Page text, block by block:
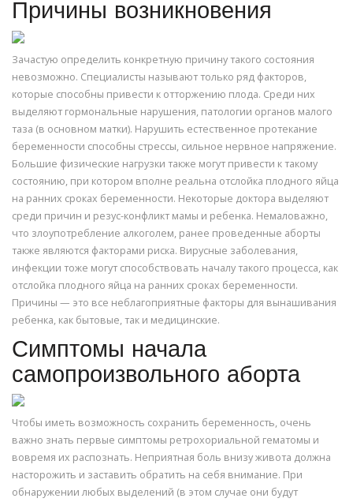
Причины возникновения
Зачастую определить конкретную причину такого состояния
невозможно. Специалисты называют только ряд факторов,
которые способны привести к отторжению плода. Среди них
выделяют гормональные нарушения, патологии органов малого
таза (в основном матки). Нарушить естественное протекание
беременности способны стрессы, сильное нервное напряжение.
Большие физические нагрузки также могут привести к такому
состоянию, при котором вполне реальна отслойка плодного яйца
на ранних сроках беременности. Некоторые доктора выделяют
среди причин и резус-конфликт мамы и ребенка. Немаловажно,
что злоупотребление алкоголем, ранее проведенные аборты
также являются факторами риска. Вирусные заболевания,
инфекции тоже могут способствовать началу такого процесса, как
отслойка плодного яйца на ранних сроках беременности.
Причины — это все неблагоприятные факторы для вынашивания
ребенка, как бытовые, так и медицинские.
Симптомы начала
самопроизвольного аборта
Чтобы иметь возможность сохранить беременность, очень
важно знать первые симптомы ретрохориальной гематомы и
вовремя их распознать. Неприятная боль внизу живота должна
насторожить и заставить обратить на себя внимание. При
обнаружении любых выделений (в этом случае они будут